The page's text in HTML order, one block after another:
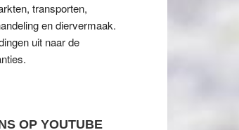
transporten,
en diervermaak.
uit naar de
OP YOUTUBE